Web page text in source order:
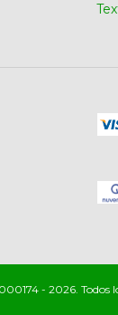
- 2026. Todos